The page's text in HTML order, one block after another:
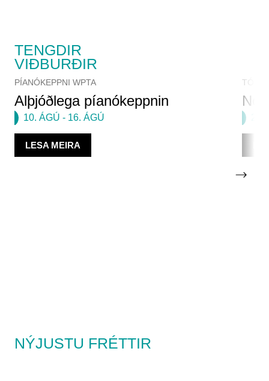
TENGDIR
VIÐBURÐIR
PÍANÓKEPPNI WPTA
Alþjóðlega píanókeppnin
10. ÁGÚ - 16. ÁGÚ
LESA MEIRA
NÝJUSTU FRÉTTIR